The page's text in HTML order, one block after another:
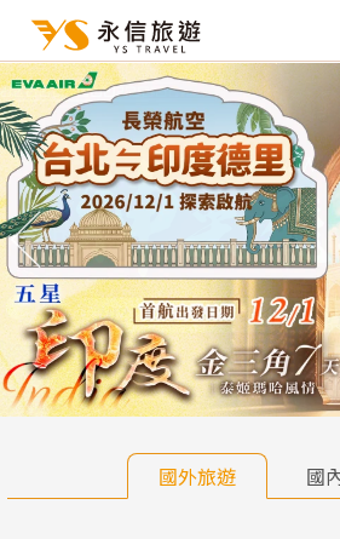
往前
國外旅遊 國